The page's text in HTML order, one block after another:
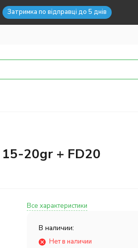
Затримка по відправці до 5 днів
20gr + FD20
Все характеристики
В наличии:
Нет в наличии